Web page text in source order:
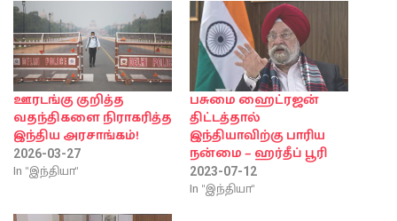
ஊரடங்கு குறித்த
வதந்திகளை நிராகரித்த
இந்திய அரசாங்கம்!
2026-03-27
In "இந்தியா"
பசுமை ஹைட்ரஜன்
திட்டத்தால்
இந்தியாவிற்கு பாரிய
நன்மை – ஹர்தீப் பூரி
2023-07-12
In "இந்தியா"